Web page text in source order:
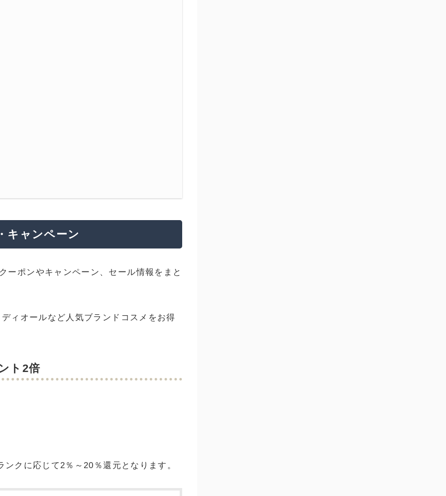
キャンペーン
ーポンやキャンペーン、セール情報をまと
ィオールなど人気ブランドコスメをお得
ト2倍
ンクに応じて2％～20％還元となります。